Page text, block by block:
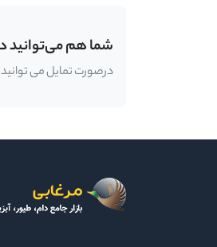
شما هم می‌توانید
درصورت تمایل می